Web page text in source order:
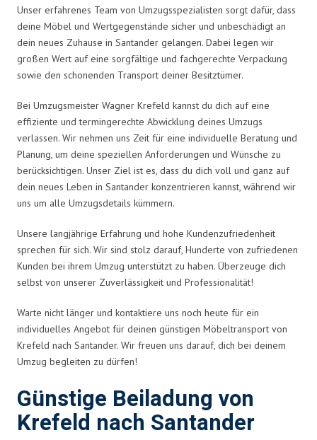
Unser erfahrenes Team von Umzugsspezialisten sorgt dafür, dass
deine Möbel und Wertgegenstände sicher und unbeschädigt an
dein neues Zuhause in Santander gelangen. Dabei legen wir
großen Wert auf eine sorgfältige und fachgerechte Verpackung
sowie den schonenden Transport deiner Besitztümer.
Bei Umzugsmeister Wagner Krefeld kannst du dich auf eine
effiziente und termingerechte Abwicklung deines Umzugs
verlassen. Wir nehmen uns Zeit für eine individuelle Beratung und
Planung, um deine speziellen Anforderungen und Wünsche zu
berücksichtigen. Unser Ziel ist es, dass du dich voll und ganz auf
dein neues Leben in Santander konzentrieren kannst, während wir
uns um alle Umzugsdetails kümmern.
Unsere langjährige Erfahrung und hohe Kundenzufriedenheit
sprechen für sich. Wir sind stolz darauf, Hunderte von zufriedenen
Kunden bei ihrem Umzug unterstützt zu haben. Überzeuge dich
selbst von unserer Zuverlässigkeit und Professionalität!
Warte nicht länger und kontaktiere uns noch heute für ein
individuelles Angebot für deinen günstigen Möbeltransport von
Krefeld nach Santander. Wir freuen uns darauf, dich bei deinem
Umzug begleiten zu dürfen!
Günstige Beiladung von
Krefeld nach Santander